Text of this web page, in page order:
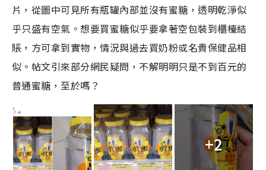
片，從圖中可見所有瓶罐內部並沒有蜜糖，透明乾淨似
乎只盛有空氣。想要買蜜糖似乎要拿著空包裝到櫃檯結
賬，方可拿到實物，情況與過去買奶粉或名貴保健品相
似。帖文引來部分網民疑問，不解明明只是不到百元的
普通蜜糖，至於嗎？
+2